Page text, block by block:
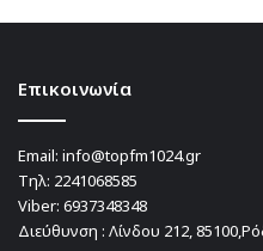
Επικοινωνία
Email: info@topfm1024.gr
Τηλ: 2241068585
Viber: 6937348348
Διεύθυνση : Λίνδου 212,